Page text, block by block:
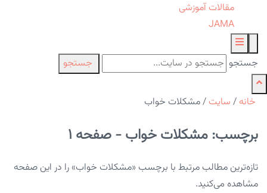
مقالات آموزشی
JAMA
جستجو جستجو
خانه / سایت /مشکلات خواب
برچسب: مشکلات خواب - صفحه 1
تازه‌ترین مطالب مرتبط با برچسب «مشکلات خواب» را در این صفحه
مشاهده می‌کنید.